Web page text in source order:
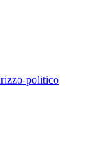
politico